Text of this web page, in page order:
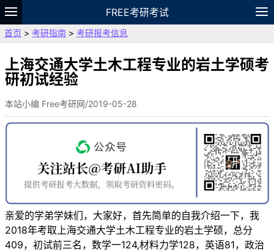
FREE考研考试
题库
故事 专题 APP
VIP
资料
首页 > 考研指南 > 考研报考信息
上海交通大学土木工程专业的岩土学硕考
研初试经验
本站小编 Free考研网/2019-05-28
亲爱的学弟学妹们，大家好，首先简单的自我介绍一下，我
2018年考取上海交通大学土木工程专业的岩土学硕，总分
409，初试前三名，数学一124,材料力学128，英语81，政治